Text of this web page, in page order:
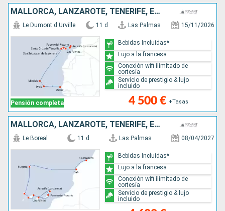
MALLORCA, LANZAROTE, TENERIFE, ESPAÑA, CABO VERDE, SENEGAL
Pensión completa
Le Dumont d Urville 11 d Las Palmas 15/11/2026
4 500 € +Tasas
Bebidas Incluidas*
Lujo a la francesa
Conexión wifi ilimitado de
cortesía
Servicio de prestigio & lujo
incluido
MALLORCA, LANZAROTE, TENERIFE, ESPAÑA, PORTUGAL, MARRUECOS
Le Boreal 11 d Las Palmas 08/04/2027
Bebidas Incluidas*
Lujo a la francesa
Conexión wifi ilimitado de
cortesía
Servicio de prestigio & lujo
incluido